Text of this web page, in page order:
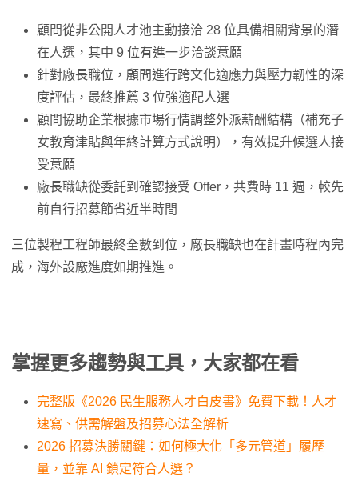
顧問從非公開人才池主動接洽 28 位具備相關背景的潛
在人選，其中 9 位有進一步洽談意願
針對廠長職位，顧問進行跨文化適應力與壓力韌性的深
度評估，最終推薦 3 位強適配人選
顧問協助企業根據市場行情調整外派薪酬結構（補充子
女教育津貼與年終計算方式說明），有效提升候選人接
受意願
廠長職缺從委託到確認接受 Offer，共費時 11 週，較先
前自行招募節省近半時間
三位製程工程師最終全數到位，廠長職缺也在計畫時程內完
成，海外設廠進度如期推進。
掌握更多趨勢與工具，大家都在看
完整版《2026 民生服務人才白皮書》免費下載！人才
速寫、供需解盤及招募心法全解析
2026 招募決勝關鍵：如何極大化「多元管道」履歷
量，並靠 AI 鎖定符合人選？